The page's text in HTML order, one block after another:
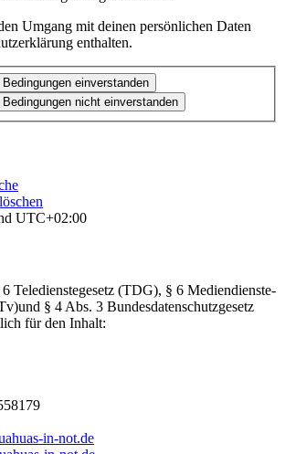
Umgang mit deinen persönlichen Daten
enthalten.
UTC+02:00
Teledienstegesetz (TDG), § 6 Mediendienste-
§ 4 Abs. 3 Bundesdatenschutzgesetz
für den Inhalt:
in-not.de